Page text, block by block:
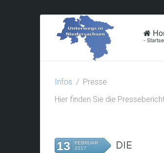
-
Infos
Presse
Hier finden Sie die
13
FEBRUAR
2017
DIE